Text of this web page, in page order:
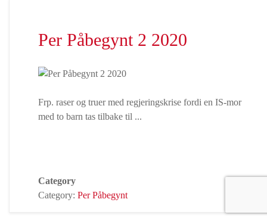
Per Påbegynt 2 2020
Frp. raser og truer med regjeringskrise fordi en IS-mor
med to barn tas tilbake til ...
Category
Category: Per Påbegynt